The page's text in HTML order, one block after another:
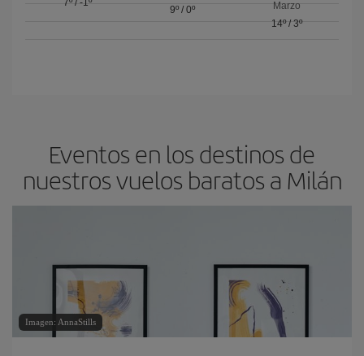
9º/ 0º
Marzo
14º/ 3º
Eventos en los destinos de
nuestros vuelos baratos a Milán
Imagen: AnnaStills